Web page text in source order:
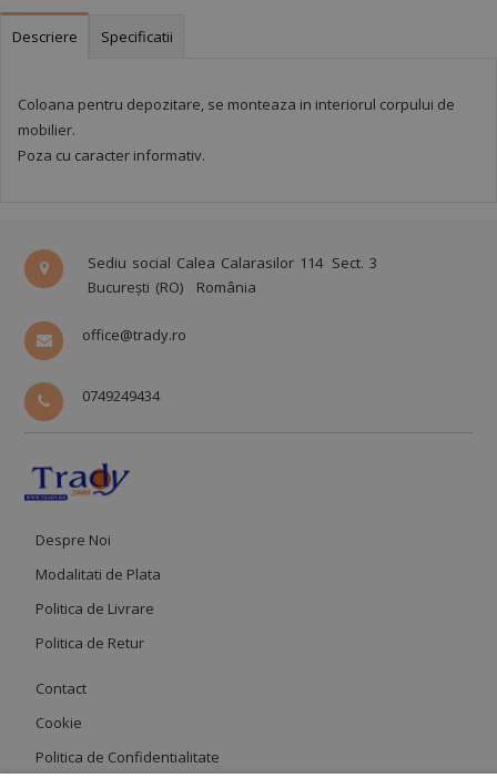
Descriere Specificatii
Coloana pentru depozitare, se monteaza in interiorul corpului de
mobilier.
Poza cu caracter informativ.
Sediu social Calea Calarasilor 114 Sect. 3
București (RO)
România
office@trady.ro
0749249434
Despre Noi
Modalitati de Plata
Politica de Livrare
Politica de Retur
Contact
Cookie
Politica de Confidentialitate